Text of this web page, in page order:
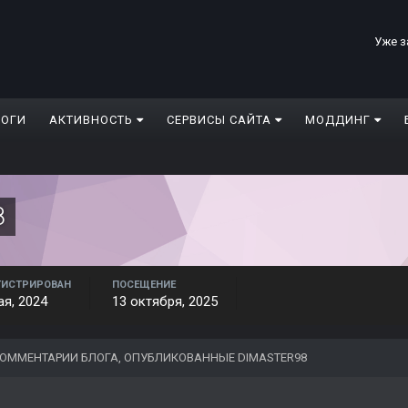
Уже
АКТИВНОСТЬ СЕРВИСЫ САЙТА МОДДИНГ
2024
ПОСЕЩЕНИЕ
13 октября, 2025
БЛОГА, ОПУБЛИКОВАННЫЕ DIMASTER98